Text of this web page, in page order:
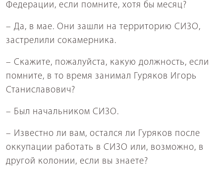
Федерации, если помните, хотя бы месяц?
– Да, в мае. Они зашли на территорию СИЗО,
застрелили сокамерника.
– Скажите, пожалуйста, какую должность, если
помните, в то время занимал Гуряков Игорь
Станиславович?
– Был начальником СИЗО.
– Известно ли вам, остался ли Гуряков после
оккупации работать в СИЗО или, возможно, в
другой колонии, если вы знаете?